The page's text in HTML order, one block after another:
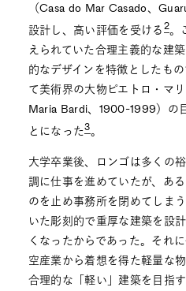
（Casa do Mar Casado、
設計し、高い評価を受ける 2。
えられていた合理主義的な建
的なデザインを特徴としたも
て美術界の大物ピエトロ・マ
Maria Bardi、1900-1999）の
とになった3。
大学卒業後、ロンゴは多くの
調に仕事を進めていたが、あ
のを止め事務所を閉めてしま
いた彫刻的で重厚な建築を設
くなったからであった。それ
空産業から着想を得た軽量な
合理的な「軽い」建築を目指